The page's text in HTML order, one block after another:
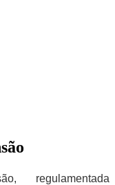
regulamentada